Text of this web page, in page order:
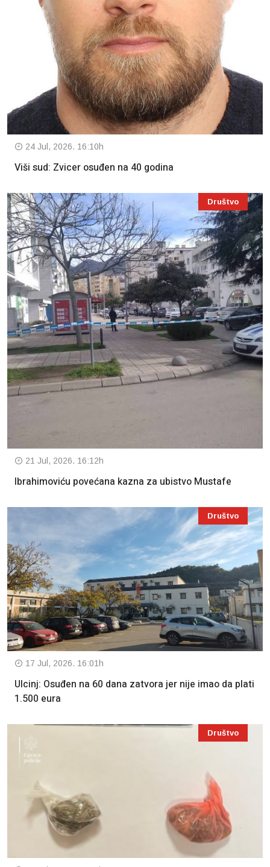
24 Jul, 2026. 16:10h
Viši sud: Zvicer osuđen na 40 godina
Društvo
21 Jul, 2026. 16:12h
Ibrahimoviću povećana kazna za ubistvo Mustafe
Društvo
17 Jul, 2026. 16:01h
Ulcinj: Osuđen na 60 dana zatvora jer nije imao da plati
1.500 eura
Društvo